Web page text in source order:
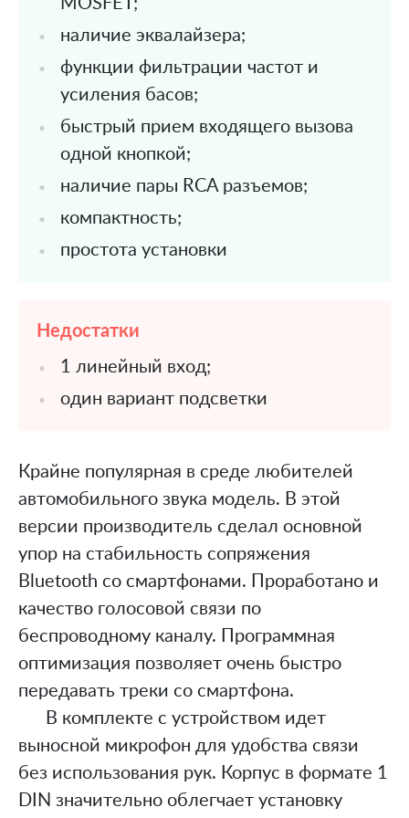
наличие эквалайзера;
функции фильтрации частот и
усиления басов;
быстрый прием входящего вызова
одной кнопкой;
наличие пары RCA разъемов;
компактность;
простота установки
Недостатки
1 линейный вход;
один вариант подсветки
Крайне популярная в среде любителей
автомобильного звука модель. В этой
версии производитель сделал основной
упор на стабильность сопряжения
Bluetooth со смартфонами. Проработано и
качество голосовой связи по
беспроводному каналу. Программная
оптимизация позволяет очень быстро
передавать треки со смартфона.
В комплекте с устройством идет
выносной микрофон для удобства связи
без использования рук. Корпус в формате 1
DIN значительно облегчает установку